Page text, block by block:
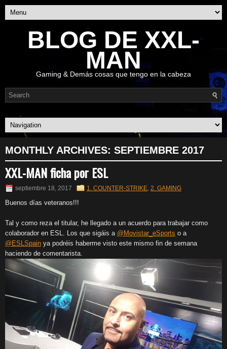
BLOG DE XXL-
MAN
Gaming & Demás cosas que tengo en la cabeza
MONTHLY ARCHIVES: SEPTIEMBRE 2017
XXL-MAN ficha por ESL
septiembre 18, 2017 1. COUNTER-STRIKE, 2. GAMING
Buenos días veteranos!!!
Tal y como reza el titular, he llegado a un acuerdo para trabajar como
colaborador en ESL. Los que sigáis a @Movistar_eSports o a
@ESLSpain ya podréis haberme visto este mismo fin de semana
haciendo de comentarista.